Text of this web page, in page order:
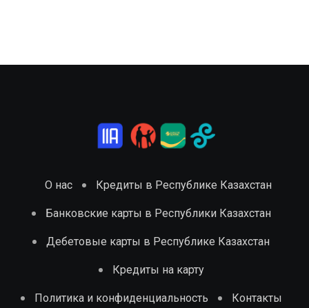
О нас Кредиты в Республике Казахстан
Банковские карты в Республики Казахстан
Дебетовые карты в Республике Казахстан
Кредиты на карту
Политика и конфиденциальность Контакты